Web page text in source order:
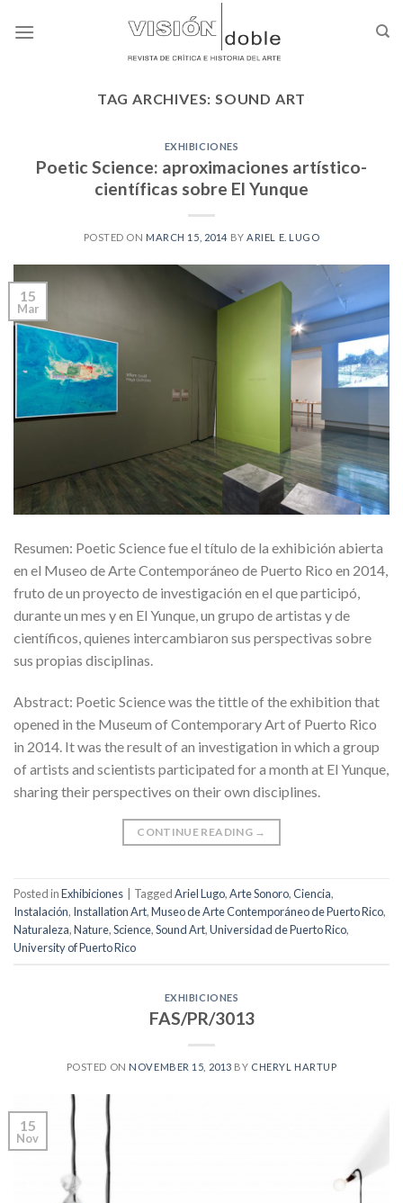
TAG ARCHIVES: SOUND ART
EXHIBICIONES
Poetic Science: aproximaciones artístico-
científicas sobre El Yunque
POSTED ON MARCH 15, 2014 BY ARIEL E. LUGO
15
Mar
Resumen: Poetic Science fue el título de la exhibición abierta
en el Museo de Arte Contemporáneo de Puerto Rico en 2014,
fruto de un proyecto de investigación en el que participó,
durante un mes y en El Yunque, un grupo de artistas y de
científicos, quienes intercambiaron sus perspectivas sobre
sus propias disciplinas.
Abstract: Poetic Science was the tittle of the exhibition that
opened in the Museum of Contemporary Art of Puerto Rico
in 2014. It was the result of an investigation in which a group
of artists and scientists participated for a month at El Yunque,
sharing their perspectives on their own disciplines.
CONTINUE READING →
Posted inExhibiciones TaggedAriel Lugo,Arte Sonoro,Ciencia,
Instalación, Installation Art,Museo de Arte Contemporáneo de Puerto Rico,
Naturaleza,Nature,Science,Sound Art,Universidad de Puerto Rico,
University of Puerto Rico
EXHIBICIONES
FAS/PR/3013
POSTED ON NOVEMBER 15, 2013 BY CHERYL HARTUP
15
Nov